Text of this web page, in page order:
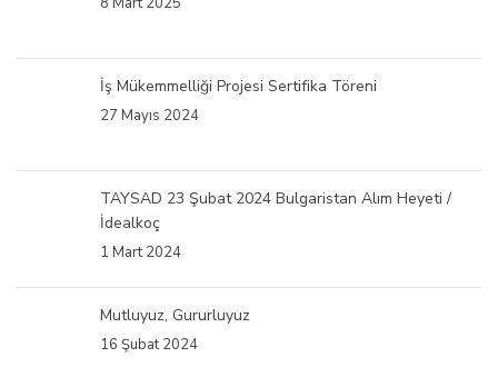
İş Mükemmelliği Projesi Sertifika Töreni
27 Mayıs 2024
TAYSAD 23 Şubat 2024 Bulgaristan Alım Heyeti /
İdealkoç
1 Mart 2024
Mutluyuz, Gururluyuz
16 Şubat 2024